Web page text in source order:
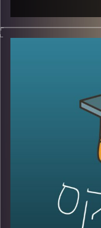
בדמוקרטיה, מה
לתפקוד של מדינה,
מהמספרים, האם
תלוי מחנה
לציות לחוק,
אמנון כוורי,
בבית ספר לאודר
ננסה להבין
יכולות לעשות